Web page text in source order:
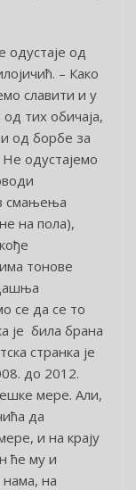
одустаје од
– Како
славити и у
тих обичаја,
од борбе за
одустајемо
смањења
на пола),
тонове
се да се то
је била брана
странка је
до 2012.
мере. Али,
да
и на крају
ће му и
на